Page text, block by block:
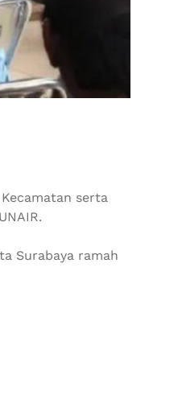
serta
Surabaya ramah